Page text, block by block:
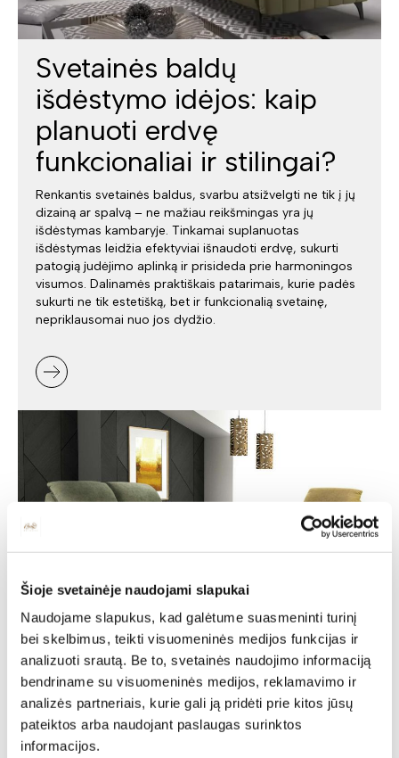
Šioje svetainėje naudojami slapukai
Naudojame slapukus, kad galėtume suasmeninti turinį
bei skelbimus, teikti visuomeninės medijos funkcijas ir
analizuoti srautą. Be to, svetainės naudojimo informaciją
bendriname su visuomeninės medijos, reklamavimo ir
analizės partneriais, kurie gali ją pridėti prie kitos jūsų
pateiktos arba naudojant paslaugas surinktos
informacijos.
Svetainės baldų
išdėstymo idėjos: kaip
planuoti erdvę
funkcionaliai ir stilingai?
Renkantis svetainės baldus, svarbu atsižvelgti ne tik į jų
dizainą ar spalvą – ne mažiau reikšmingas yra jų
išdėstymas kambaryje. Tinkamai suplanuotas
išdėstymas leidžia efektyviai išnaudoti erdvę, sukurti
patogią judėjimo aplinką ir prisideda prie harmoningos
visumos. Dalinamės praktiškais patarimais, kurie padės
sukurti ne tik estetišką, bet ir funkcionalią svetainę,
nepriklausomai nuo jos dydžio.
Minkšti baldai -
jaukumas ir stilius jūsų
namuose
Minkšti baldai yra vienas svarbiausių interjero elementų,